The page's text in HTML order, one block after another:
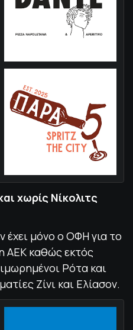
χωρίς Νίκολιτς
έχει μόνο ο ΟΦΗ για το
ΑΕΚ καθώς εκτός
Ρότα και
Ζίνι και Ελίασον.